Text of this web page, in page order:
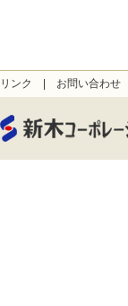
リンク お問い合わせ